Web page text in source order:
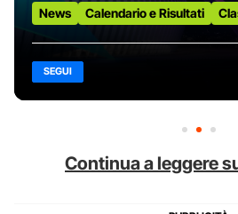
News Calendario e Risultati
SEGUI
Continua a leggere